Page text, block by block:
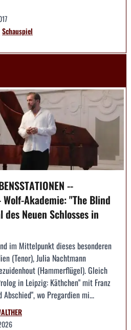
Schauspiel
--
Akademie: "The Blind
Neuen Schlosses in
im Mittelpunkt dieses besonderen
(Tenor), Julia Nachtmann
(Hammerflügel). Gleich
in Leipzig: Käthchen" mit Franz
wo Pregardien mi...